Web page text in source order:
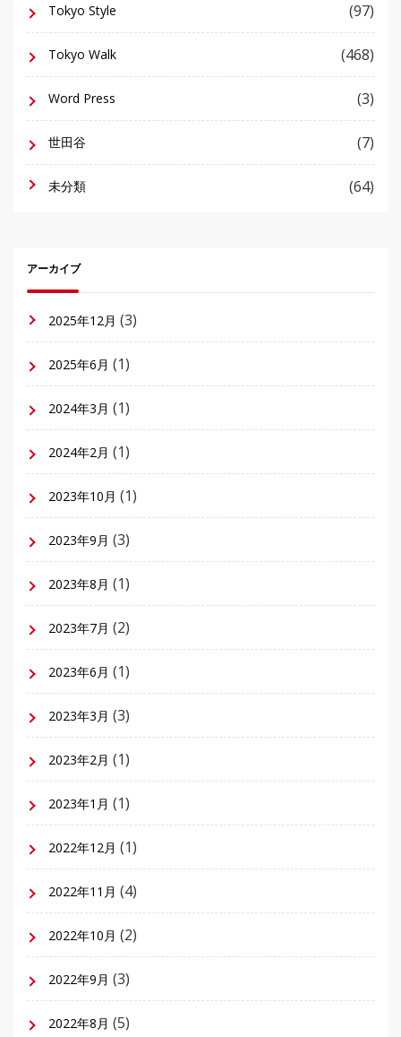
Tokyo Style (97)
Tokyo Walk (468)
Word Press (3)
世田谷 (7)
未分類 (64)
アーカイブ
2025年12月 (3)
2025年6月 (1)
2024年3月 (1)
2024年2月 (1)
2023年10月 (1)
2023年9月 (3)
2023年8月 (1)
2023年7月 (2)
2023年6月 (1)
2023年3月 (3)
2023年2月 (1)
2023年1月 (1)
2022年12月 (1)
2022年11月 (4)
2022年10月 (2)
2022年9月 (3)
2022年8月 (5)